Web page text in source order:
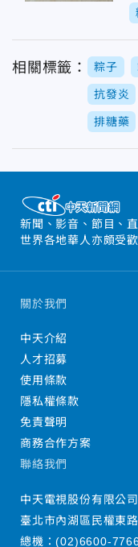
相關標籤： 粽子
抗發炎
排糖藥
新聞、影音、節目、
世界各地華人亦頗受
關於我們
中天介紹
人才招募
使用條款
隱私權條款
免責聲明
商務合作方案
聯絡我們
中天電視股份有限公司
臺北市內湖區民權東
總機：(02)6600-